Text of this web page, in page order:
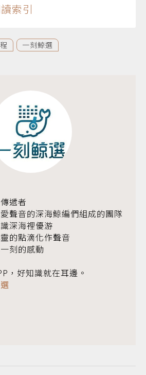
索引
一刻鯨選
遞者
聲音的深海鯨編們組成的團隊
深海裡優游
的點滴化作聲音
刻的感動
，好知識就在耳邊。